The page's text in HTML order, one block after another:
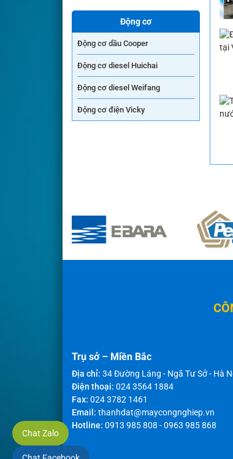
Động cơ
Động cơ dầu Cooper
Động cơ diesel Huichai
Động cơ diesel Weifang
Động cơ điện Vicky
Trụ sở – Miền Bắc
Địa chỉ: 34 Đường Láng - Ngã Tư Sở - Hà
Điện thoại: 024 3564 1884
Fax: 024 3782 1461
Email: thanhdat@maycongnghiep.vn
Hotline: 0913 985 808 -0963 985 868
Chat Zalo